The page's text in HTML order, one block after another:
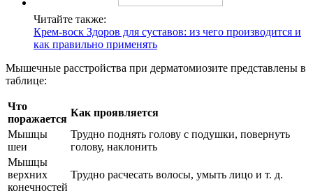
Читайте также:
Крем-воск Здоров для суставов: из чего производится и
как правильно применять
Мышечные расстройства при дерматомиозите представлены в
таблице:
Что
поражается
Как проявляется
Мышцы
шеи
Трудно поднять голову с подушки, повернуть
голову, наклонить
Мышцы
верхних
конечностей
Трудно расчесать волосы, умыть лицо и т. д.